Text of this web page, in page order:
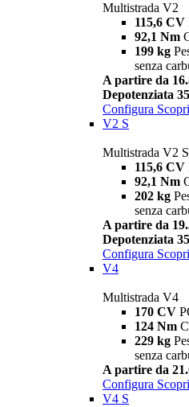
Multistrada V2
115,6 CV
92,1 Nm
199 kg
senza
A partire da
Depotenziata
Configura
V2 S
Multistrada V2 S
115,6 CV
92,1 Nm
202 kg
senza
A partire da
Depotenziata
Configura
V4
Multistrada V4
170 CV
124 Nm
229 kg
senza
A partire da
Configura
V4 S